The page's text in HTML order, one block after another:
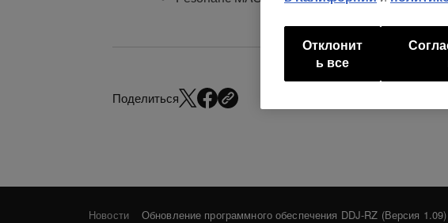
Поделиться
Новости Обновление программного обеспечения DDJ-RZ (Версия 1.09)
Отклонит
ь все